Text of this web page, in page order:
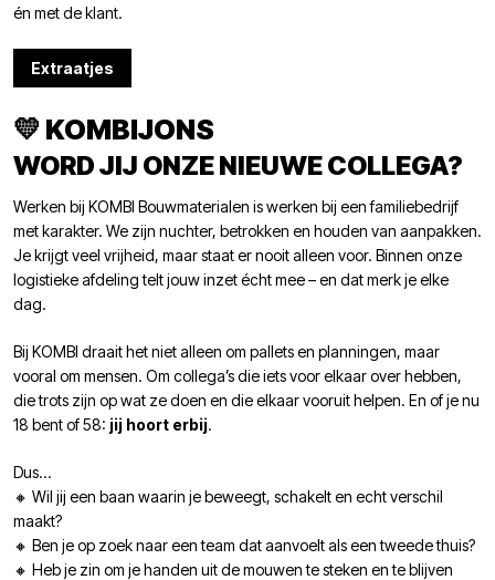
én met de klant.
Extraatjes
💛 KOMBIJONS
WORD JIJ ONZE NIEUWE COLLEGA?
Werken bij KOMBI Bouwmaterialen is werken bij een familiebedrijf
met karakter. We zijn nuchter, betrokken en houden van aanpakken.
Je krijgt veel vrijheid, maar staat er nooit alleen voor. Binnen onze
logistieke afdeling telt jouw inzet écht mee – en dat merk je elke
dag.
Bij KOMBI draait het niet alleen om pallets en planningen, maar
vooral om mensen. Om collega’s die iets voor elkaar over hebben,
die trots zijn op wat ze doen en die elkaar vooruit helpen. En of je nu
18 bent of 58: jij hoort erbij.
Dus…
🔸 Wil jij een baan waarin je beweegt, schakelt en echt verschil
maakt?
🔸 Ben je op zoek naar een team dat aanvoelt als een tweede thuis?
🔸 Heb je zin om je handen uit de mouwen te steken en te blijven